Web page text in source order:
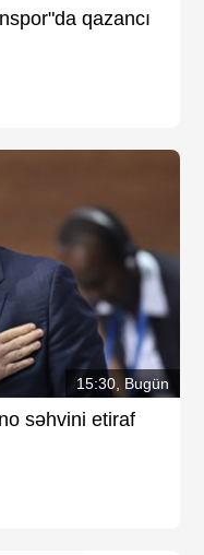
qazancı
15:30, Bugün
səhvini etiraf